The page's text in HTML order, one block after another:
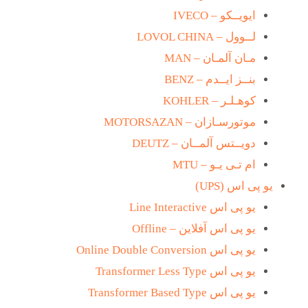
ایویــکو – IVECO
لــوول – LOVOL CHINA
مـان آلمـان – MAN
بنــز ایــدم – BENZ
کوهـلـر – KOHLER
موتورسـازان – MOTORSAZAN
دویــتس آلمــان – DEUTZ
ام تـی یـو – MTU
یو پی اس (UPS)
یو پی اس Line Interactive
یو پی اس آفلاین – Offline
یو پی اس Online Double Conversion
یو پی اس Transformer Less Type
یو پی اس Transformer Based Type